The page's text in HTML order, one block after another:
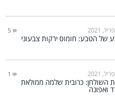
5
של הטבע: חומוס ירקות צבעוני
1
השולחן: כרובית שלמה ממולאת
ואפונה